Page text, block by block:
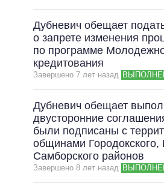
Дубневич обещает
о запрете изменения
по программе
кредитования
Завершено 7 лет назад
Дубневич обещает
двусторонние
были подписаны с
общинами Городокского,
Самборского районов
Завершено 8 лет назад